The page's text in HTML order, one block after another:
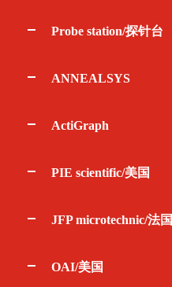
Probe station/探针台
ANNEALSYS
ActiGraph
PIE scientific/美国
JFP microtechnic/法国
OAI/美国